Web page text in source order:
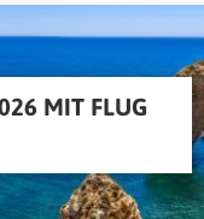
MIT FLUG